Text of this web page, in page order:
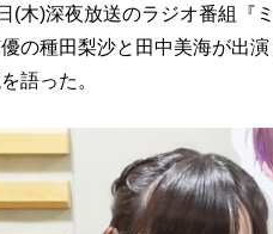
(木)深夜放送のラジオ番組『
の種田梨沙と田中美海が出
語った。